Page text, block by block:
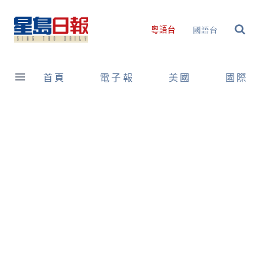
content
粵語台 國語台
首頁 電子報 美國 國際